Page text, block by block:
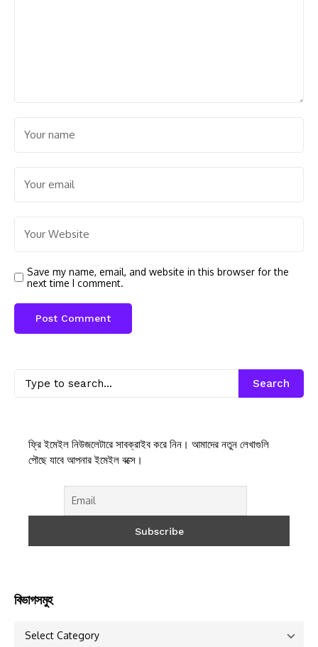
Save my name, email, and website in this browser for the
next time I comment.
Search
ফ্রি ইমেইল নিউজলেটারে সাবক্রাইব করে নিন। আমাদের নতুন লেখাগুলি
পৌছে যাবে আপনার ইমেইল বক্সে।
বিভাগসমুহ